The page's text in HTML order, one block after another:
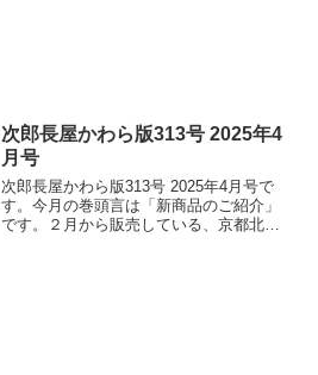
次郎長屋かわら版313号 2025年4
月号
次郎長屋かわら版313号 2025年4月号で
す。今月の巻頭言は「新商品のご紹介」
です。２月から販売している、京都北尾